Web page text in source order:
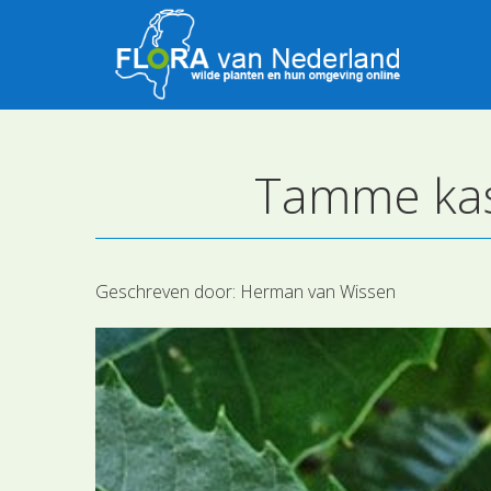
Tamme
Geschreven door: Herman van Wissen